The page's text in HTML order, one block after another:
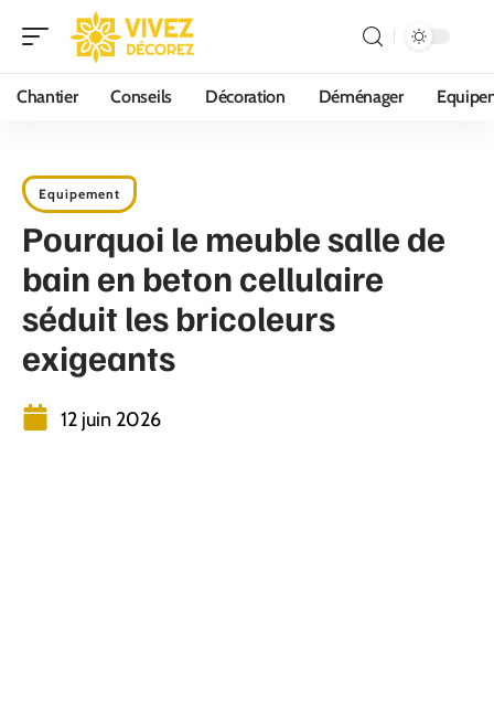
Chantier Conseils Décoration Déménager
Equipement
Pourquoi le meuble salle de
bain en beton cellulaire
séduit les bricoleurs
exigeants
12 juin 2026